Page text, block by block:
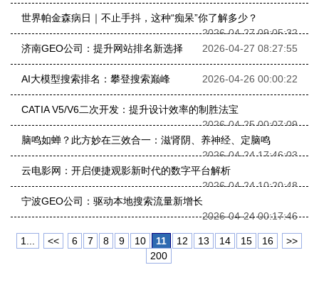
世界帕金森病日｜不止手抖，这种“痴呆”你了解多少？
2026-04-27 09:05:32
济南GEO公司：提升网站排名新选择
2026-04-27 08:27:55
AI大模型搜索排名：攀登搜索巅峰 2026-04-26 00:00:22
CATIA V5/V6二次开发：提升设计效率的制胜法宝
2026-04-25 00:07:09
脑鸣如蝉？此方妙在三效合一：滋肾阴、养神经、定脑鸣
2026-04-24 17:46:03
云电影网：开启便捷观影新时代的数字平台解析
2026-04-24 10:20:48
宁波GEO公司：驱动本地搜索流量新增长
2026-04-24 00:17:46
1... << 6 7 8 9 10 11 12 13 14 15 16
>>
200